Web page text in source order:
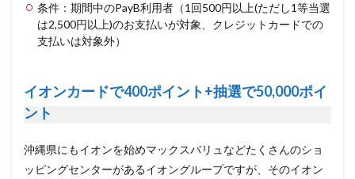
条件：期間中のPayB利用者（1回500円以上(ただし1等当選
は2,500円以上)のお支払いが対象、クレジットカードでの
支払いは対象外）
イオンカードで400ポイント+抽選で50,000ポイ
ント
沖縄県にもイオンを始めマックスバリュなどたくさんのショ
ッピングセンターがあるイオングループですが、そのイオン